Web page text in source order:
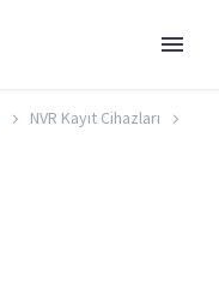
NVR Kayıt Cihazları